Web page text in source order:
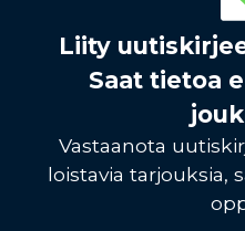
Liity
Saat tietoa
Vastaanota
loistavia tarjouksia,